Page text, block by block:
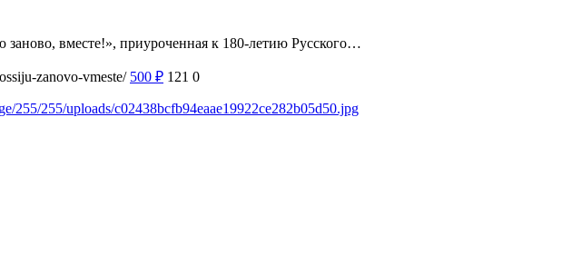
вместе!», приуроченная к 180-летию Русского…
zanovo-vmeste/ 500 ₽ 121 0
255/255/uploads/c02438bcfb94eaae19922ce282b05d50.jpg